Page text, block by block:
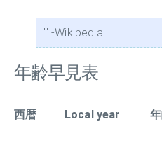
"" -Wikipedia
年齢早見表
西暦 Local year